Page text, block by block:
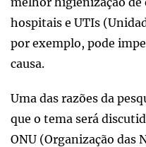
hospitais e UTIs
por exemplo, pode
causa.
Uma das razões da
que o tema será
ONU (Organização das